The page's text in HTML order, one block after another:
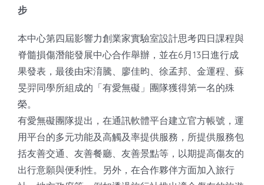
步
本中心第四屆影響力創業家實驗室設計思考四日課程與
脊髓損傷潛能發展中心合作舉辦，並在6月13日進行成
果發表，最後由宋淯騰、廖佳昀、徐孟邦、金運程、蘇
旻羿同學所組成的「有愛無礙」團隊獲得第一名的殊
榮。
有愛無礙團隊提出，在通訊軟體平台建立官方帳號，運
用平台的多元功能及高觸及率提供服務，所提供服務包
括友善交通、友善餐廳、友善景點等，以期提高傷友的
出行意願與便利性。另外，在合作夥伴方面加入旅行